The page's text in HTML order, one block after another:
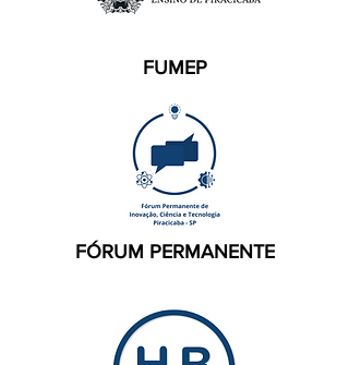
FUMEP
FÓRUM PERMANENTE